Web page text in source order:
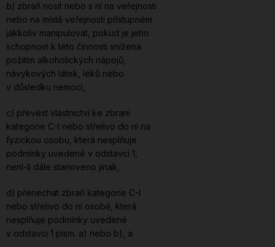
b) zbraň nosit nebo s ní na veřejnosti
nebo na místě veřejnosti přístupném
jakkoliv manipulovat, pokud je jeho
schopnost k této činnosti snížena
požitím alkoholických nápojů,
návykových látek, léků nebo
v důsledku nemoci,
c) převést vlastnictví ke zbrani
kategorie C-I nebo střelivo do ní na
fyzickou osobu, která nesplňuje
podmínky uvedené v odstavci 1,
není-li dále stanoveno jinak,
d) přenechat zbraň kategorie C-I
nebo střelivo do ní osobě, která
nesplňuje podmínky uvedené
v odstavci 1 písm. a) nebo b), a